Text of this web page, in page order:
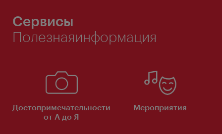
Сервисы
Полезнаяинформация
Достопримечательности
от А до Я
Мероприятия